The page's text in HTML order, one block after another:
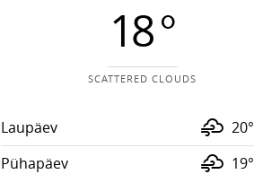
18 °
SCATTERED CLOUDS
Laupäev 20°
Pühapäev
19°